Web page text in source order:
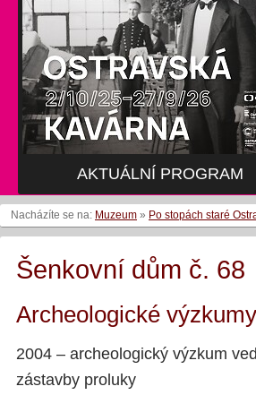
AKTUÁLNÍ PROGRAM
AKTUÁLNÍ PROGRAM
Nacházíte se na: Muzeum » Po stopách staré
Šenkovní dům č. 68
Archeologické výzkumy
2004 – archeologický výzkum
zástavby proluky